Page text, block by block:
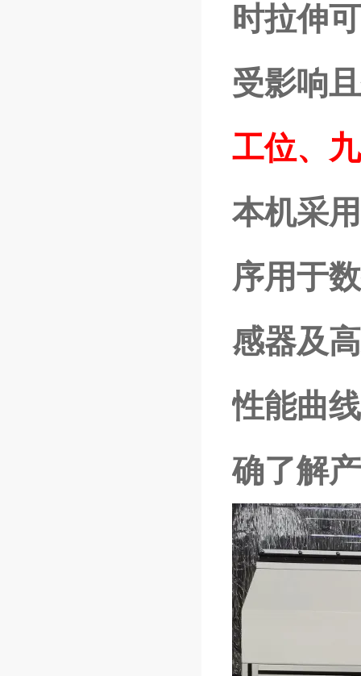
时拉伸
受影响
工位、
本机采
序用于
感器及
性能曲
确了解